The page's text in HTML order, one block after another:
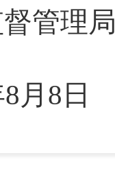
管理局
月8日